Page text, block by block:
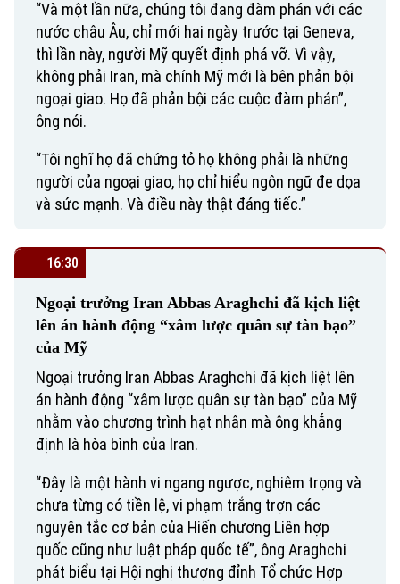
“Và một lần nữa, chúng tôi đang đàm phán với các
nước châu Âu, chỉ mới hai ngày trước tại Geneva,
thì lần này, người Mỹ quyết định phá vỡ. Vì vậy,
không phải Iran, mà chính Mỹ mới là bên phản bội
ngoại giao. Họ đã phản bội các cuộc đàm phán”,
ông nói.
“Tôi nghĩ họ đã chứng tỏ họ không phải là những
người của ngoại giao, họ chỉ hiểu ngôn ngữ đe dọa
và sức mạnh. Và điều này thật đáng tiếc.”
16:30
Ngoại trưởng Iran Abbas Araghchi đã kịch liệt
lên án hành động “xâm lược quân sự tàn bạo”
của Mỹ
Ngoại trưởng Iran Abbas Araghchi đã kịch liệt lên
án hành động “xâm lược quân sự tàn bạo” của Mỹ
nhằm vào chương trình hạt nhân mà ông khẳng
định là hòa bình của Iran.
“Đây là một hành vi ngang ngược, nghiêm trọng và
chưa từng có tiền lệ, vi phạm trắng trợn các
nguyên tắc cơ bản của Hiến chương Liên hợp
quốc cũng như luật pháp quốc tế”, ông Araghchi
phát biểu tại Hội nghị thượng đỉnh Tổ chức Hợp